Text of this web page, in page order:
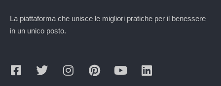
La piattaforma che unisce le migliori pratiche per il benessere
in un unico posto.